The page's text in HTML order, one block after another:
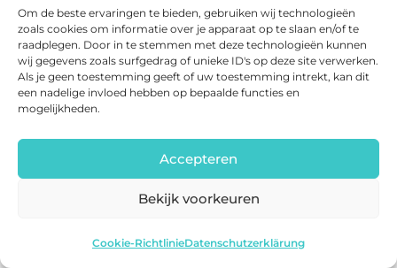
Om de beste ervaringen te bieden, gebruiken wij technologieën
zoals cookies om informatie over je apparaat op te slaan en/of te
raadplegen. Door in te stemmen met deze technologieën kunnen
wij gegevens zoals surfgedrag of unieke ID's op deze site verwerken.
Als je geen toestemming geeft of uw toestemming intrekt, kan dit
een nadelige invloed hebben op bepaalde functies en
mogelijkheden.
Accepteren
Bekijk voorkeuren
Cookie-RichtlinieDatenschutzerklärung
Vergleichbare E-Bikes
Alle E-Bikes ansehen →
Engwe Engine X Angebot ansehen